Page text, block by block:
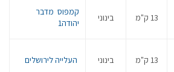
13 ק"מ בינוני
קמפוס מדבר
יהודה1
13 ק"מ בינוני העלייה לירושלים